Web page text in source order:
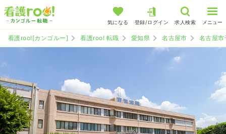
気になる 登録/ログイン 求人検索 メニュー
看護roo![カンゴルー] 看護roo! 転職 愛知県 名古屋市 名古屋市